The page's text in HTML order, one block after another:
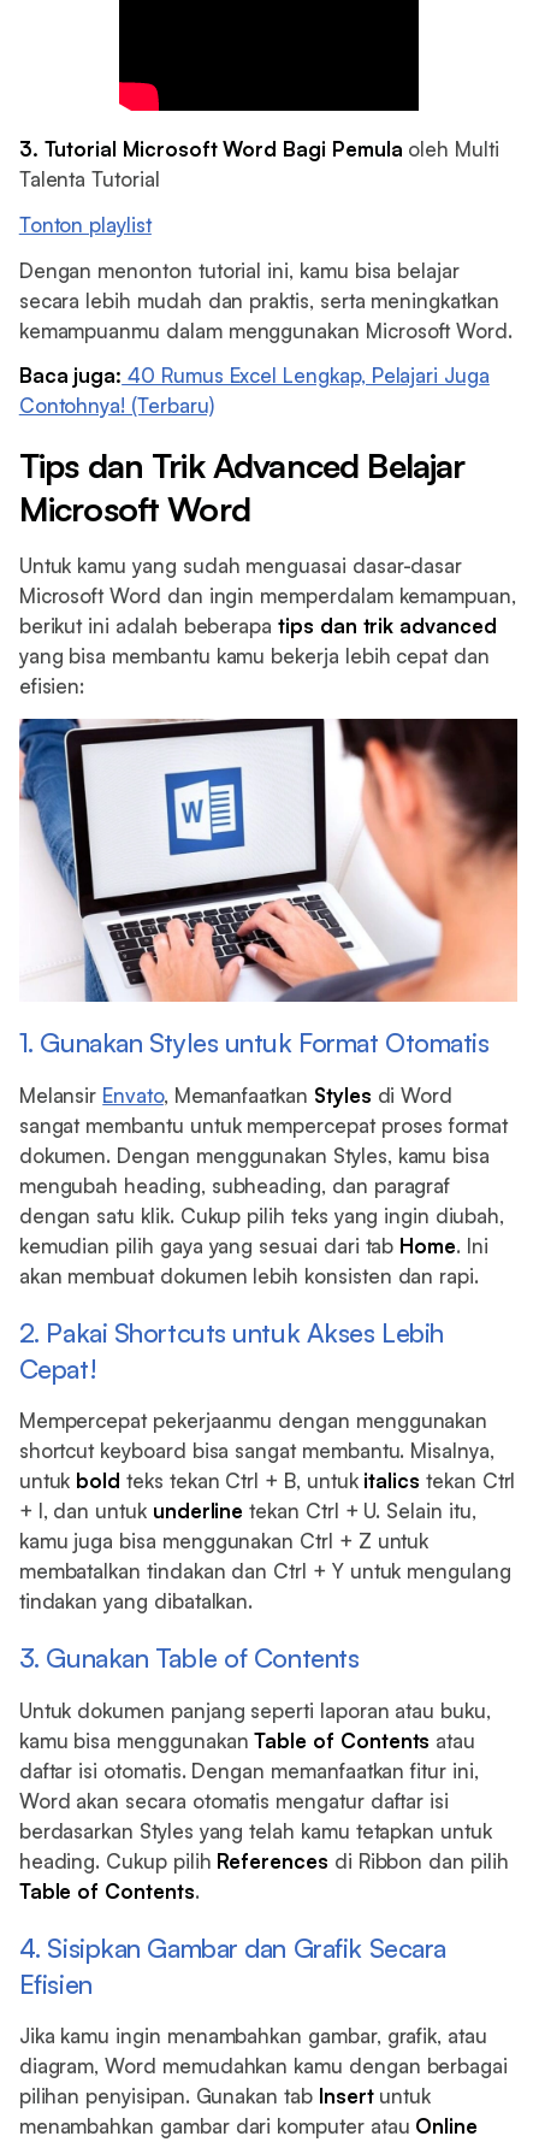
3. Tutorial Microsoft Word Bagi Pemula oleh Multi
Talenta Tutorial
Tonton playlist
Dengan menonton tutorial ini, kamu bisa belajar
secara lebih mudah dan praktis, serta meningkatkan
kemampuanmu dalam menggunakan Microsoft Word.
Baca juga: 40 Rumus Excel Lengkap, Pelajari Juga
Contohnya! (Terbaru)
Tips dan Trik Advanced Belajar
Microsoft Word
Untuk kamu yang sudah menguasai dasar-dasar
Microsoft Word dan ingin memperdalam kemampuan,
berikut ini adalah beberapatips dan trik advanced
yang bisa membantu kamu bekerja lebih cepat dan
efisien:
1. Gunakan Styles untuk Format Otomatis
Melansir Envato, Memanfaatkan Styles di Word
sangat membantu untuk mempercepat proses format
dokumen. Dengan menggunakan Styles, kamu bisa
mengubah heading, subheading, dan paragraf
dengan satu klik. Cukup pilih teks yang ingin diubah,
kemudian pilih gaya yang sesuai dari tab Home. Ini
akan membuat dokumen lebih konsisten dan rapi.
2. Pakai Shortcuts untuk Akses Lebih
Cepat!
Mempercepat pekerjaanmu dengan menggunakan
shortcut keyboard bisa sangat membantu. Misalnya,
untuk bold teks tekan Ctrl + B, untuk italics tekan Ctrl
+ I, dan untuk underline tekan Ctrl + U. Selain itu,
kamu juga bisa menggunakan Ctrl + Z untuk
membatalkan tindakan dan Ctrl + Y untuk mengulang
tindakan yang dibatalkan.
3. Gunakan Table of Contents
Untuk dokumen panjang seperti laporan atau buku,
kamu bisa menggunakanTable of Contents atau
daftar isi otomatis. Dengan memanfaatkan fitur ini,
Word akan secara otomatis mengatur daftar isi
berdasarkan Styles yang telah kamu tetapkan untuk
heading. Cukup pilih References di Ribbon dan pilih
Table of Contents.
4. Sisipkan Gambar dan Grafik Secara
Efisien
Jika kamu ingin menambahkan gambar, grafik, atau
diagram, Word memudahkan kamu dengan berbagai
pilihan penyisipan. Gunakan tab Insertuntuk
menambahkan gambar dari komputer atau Online